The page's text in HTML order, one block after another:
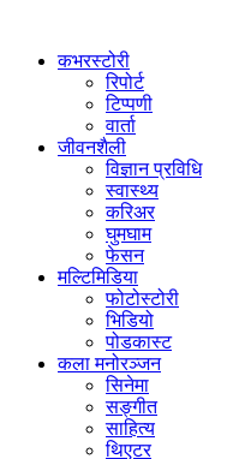
कभरस्टोरी
रिपोर्ट
टिप्पणी
वार्ता
जीवनशैली
विज्ञान प्रविधि
स्वास्थ्य
करिअर
घुमघाम
फेसन
मल्टिमिडिया
फोटोस्टोरी
भिडियो
पोडकास्ट
कला मनोरञ्जन
सिनेमा
सङ्गीत
साहित्य
थिएटर